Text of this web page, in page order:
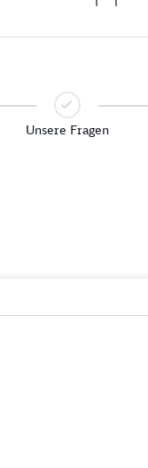
Unsere Fragen